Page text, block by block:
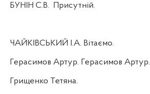
БУНІН С.В. Присутній.
ЧАЙКІВСЬКИЙ І.А. Вітаємо.
Герасимов Артур. Герасимов Артур.
Грищенко Тетяна.